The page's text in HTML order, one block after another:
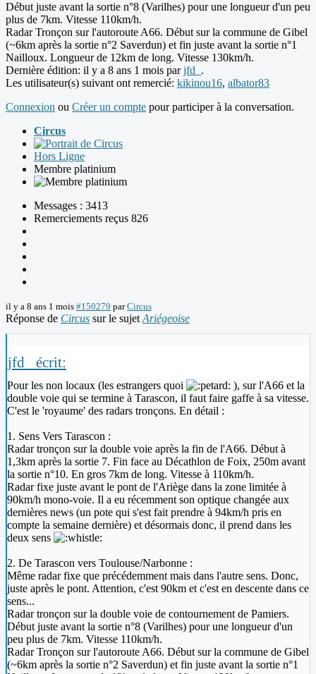
Début juste avant la sortie n°8 (Varilhes) pour une longueur d'un peu
plus de 7km. Vitesse 110km/h.
Radar Tronçon sur l'autoroute A66. Début sur la commune de Gibel
(~6km après la sortie n°2 Saverdun) et fin juste avant la sortie n°1
Nailloux. Longueur de 12km de long. Vitesse 130km/h.
Dernière édition: il y a 8 ans 1 mois parjfd_ .
Les utilisateur(s) suivant ont remercié: kikinou16, albator83
Connexion ou Créer un compte pour participer à la conversation.
Circus
Hors Ligne
Membre platinium
Messages : 3413
Remerciements reçus 826
il y a 8 ans 1 mois #150279 parCircus
Réponse de Circus sur le sujet Ariégeoise
jfd_ écrit:
Pour les non locaux (les estrangers quoi
), sur l'A66 et la
double voie qui se termine à Tarascon, il faut faire gaffe à sa vitesse.
C'est le 'royaume' des radars tronçons. En détail :
1. Sens Vers Tarascon :
Radar tronçon sur la double voie après la fin de l'A66. Début à
1,3km après la sortie 7. Fin face au Décathlon de Foix, 250m avant
la sortie n°10. En gros 7km de long. Vitesse à 110km/h.
Radar fixe juste avant le pont de l'Ariège dans la zone limitée à
90km/h mono-voie. Il a eu récemment son optique changée aux
dernières news (un pote qui s'est fait prendre à 94km/h pris en
compte la semaine dernière) et désormais donc, il prend dans les
deux sens
2. De Tarascon vers Toulouse/Narbonne :
Même radar fixe que précédemment mais dans l'autre sens. Donc,
juste après le pont. Attention, c'est 90km et c'est en descente dans ce
sens...
Radar tronçon sur la double voie de contournement de Pamiers.
Début juste avant la sortie n°8 (Varilhes) pour une longueur d'un
peu plus de 7km. Vitesse 110km/h.
Radar Tronçon sur l'autoroute A66. Début sur la commune de Gibel
(~6km après la sortie n°2 Saverdun) et fin juste avant la sortie n°1